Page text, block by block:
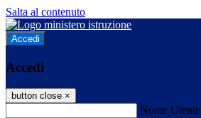
Salta al contenuto
Accedi
Accedi
button close ×
Nome Utente